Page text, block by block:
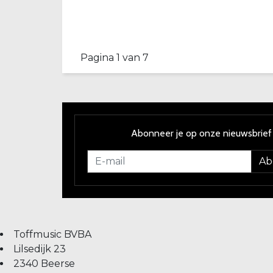
Pagina 1 van 7
Abonneer je op onze nieuwsbrief
Toffmusic BVBA
Lilsedijk 23
2340 Beerse